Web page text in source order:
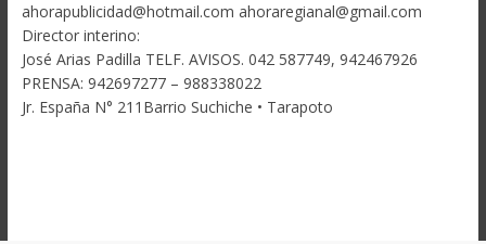
ahorapublicidad@hotmail.com ahoraregianal@gmail.com
Director interino:
José Arias Padilla TELF. AVISOS. 042 587749, 942467926
PRENSA: 942697277 – 988338022
Jr. España N° 211Barrio Suchiche • Tarapoto